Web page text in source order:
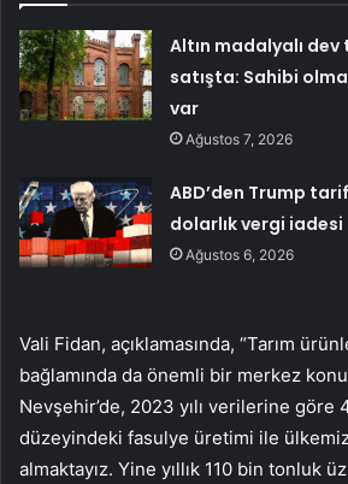
Altın madalyalı dev
satışta: Sahibi
var
Ağustos 7, 2026
ABD’den Trump
dolarlık vergi iadesi
Ağustos 6, 2026
Vali Fidan, açıklamasında, “Tarım
bağlamında da önemli bir merkez
Nevşehir’de, 2023 yılı verilerine göre
düzeyindeki fasulye üretimi ile
almaktayız. Yine yıllık 110 bin tonluk